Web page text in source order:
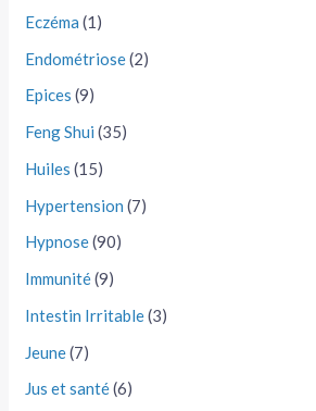
Eczéma (1)
Endométriose(2)
Epices (9)
Feng Shui (35)
Huiles (15)
Hypertension (7)
Hypnose(90)
Immunité(9)
Intestin Irritable(3)
Jeune(7)
Jus et santé(6)